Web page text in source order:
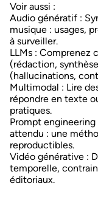
Voir aussi :
Audio génératif :
musique : usages,
à surveiller.
LLMs : Comprenez
(rédaction,
(hallucinations,
Multimodal : Lire
répondre en texte
pratiques.
Prompt engineering
attendu : une
reproductibles.
Vidéo générative :
temporelle,
éditoriaux.